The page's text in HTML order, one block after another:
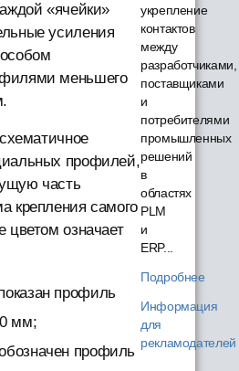
«ячейки»
усиления
меньшего
профилей,
часть
крепления самого
цветом означает
профиль
мм;
профиль
укрепление
контактов
между
разработчиками,
поставщиками
и
потребителями
промышленных
решений
в
областях
PLM
и
ERP...
Подробнее
Информация
для
рекламодателей